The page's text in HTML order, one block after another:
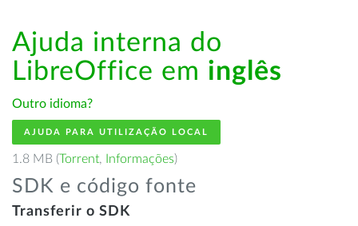
Ajuda interna do
LibreOffice em inglês
Outro idioma?
AJUDA PARA UTILIZAÇÃO LOCAL
1.8 MB (Torrent, Informações)
SDK e código fonte
Transferir o SDK